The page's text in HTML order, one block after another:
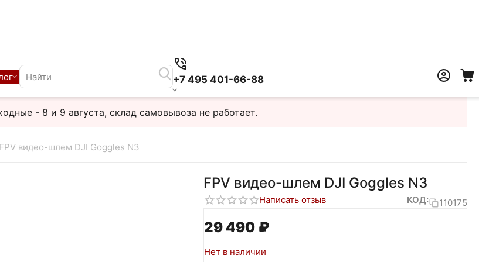
+7 495 401-66-88
- 8 и 9 августа, склад самовывоза не работает.
FPV видео-шлем DJI Goggles N3
FPV видео-шлем DJI Goggles N3
Написать отзыв КОД: 110175
29 490 ₽
Нет в наличии